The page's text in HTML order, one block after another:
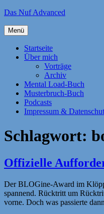
Zum
springen
Das Nuf Advanced
Menü
Startseite
Über mich
Vorträge
Archiv
Mental Load-Buch
Musterbruch-Buch
Podcasts
Impressum &
Schlagwort:
Offizielle
Der BLOGine-Award im
spannend. Rücktritt um
vorne. Doch was passierte